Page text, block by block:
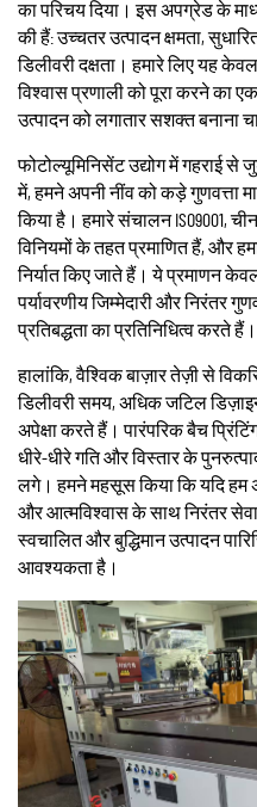
का परिचय दिया। इस अपग्रेड के
की हैं: उच्चतर उत्पादन क्षमता,
डिलीवरी दक्षता। हमारे लिए यह
विश्वास प्रणाली को पूरा करने का
उत्पादन को लगातार सशक्त बनाना
फोटोल्यूमिनिसेंट उद्योग में गहराई से
में, हमने अपनी नींव को कड़े गुणवत्ता
किया है। हमारे संचालन ISO9001, चीन
विनियमों के तहत प्रमाणित हैं, और
निर्यात किए जाते हैं। ये प्रमाणन
पर्यावरणीय जिम्मेदारी और निरंतर
प्रतिबद्धता का प्रतिनिधित्व करते हैं।
हालांकि, वैश्विक बाज़ार तेज़ी से
डिलीवरी समय, अधिक जटिल
अपेक्षा करते हैं। पारंपरिक बैच
धीरे-धीरे गति और विस्तार के
लगे। हमने महसूस किया कि यदि हम
और आत्मविश्वास के साथ निरंतर सेवा
स्वचालित और बुद्धिमान उत्पादन
आवश्यकता है।